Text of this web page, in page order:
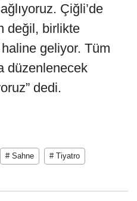
Çiğli’de
değil, birlikte
geliyor. Tüm
düzenlenecek
dedi.
# Sahne # Tiyatro